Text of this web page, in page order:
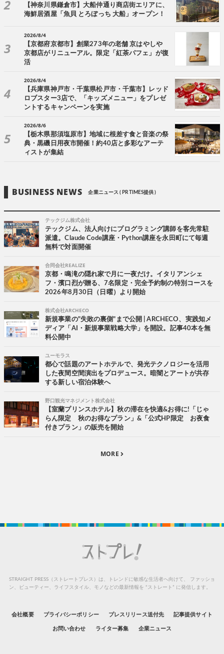
【神奈川県鎌倉市】大船仲通り商店街エリアに、
海鮮居酒屋「魚貝 とろぼっち 大船」オープン！
2026/8/4
【京都府京都市】創業273年の老舗 京はやしや
京都店がリニューアル。限定「紅茶パフェ」が復
活
2026/8/4
【兵庫県神戸市・千葉県松戸市・千葉市】レッド
ロブスター3店で、「キッズメニュー」をプレゼ
ントするキャンペーンを実施
2026/8/6
【栃木県那須塩原市】地域に根差す食と音楽の祭
典・黒磯日用夜市開催！約40店と多彩なアーテ
ィストが集結
BUSINESS NEWS 企業ニュース ( PR TIMES提供 )
テックジム株式会社
テックジム、法人向けにプログラミング講師を客先常駐
派遣。Claude Code講座・Python講座を永田町にて毎週
無料で対面開催
合同会社REALIZE
京都・鳴滝の隠れ家で月に一夜だけ。イタリアンシェ
フ・濱口烈が贈る、7名限定・完全予約制の特別コースを
2026年8月30日（日曜）より開始
株式会社ARCHECO
新規事業の"失敗の裏側"まで公開 | ARCHECO、実践知メ
ディア「AI・新規事業戦略大学」を開設。記事40本を無
料公開中
ユーモラス
都心で話題のアートホテルで、発光テクノロジーを活用
した夜間空間演出をプロデュース。暗闇とアートが共存
する新しい宿泊体験へ
野口観光マネジメント株式会社
【室蘭プリンスホテル】秋の滞在を快適&お得に!「じゃ
らん限定 秋のお得なプラン」&「公式HP限定 お夜食
付きプラン」の販売を開始
MORE
STRAIGHT PRESS（ストレートプレス）は、トレンドに敏感な生活者へ向けて、
ファッショ
ン、ビューティー、ライフスタイル、モノなどの最新情報を “ストレート” に発信します。
会社概要 プライバシーポリシー プレスリリース送付先 記事提供サイト
お問い合わせ ライター募集 企業ニュース